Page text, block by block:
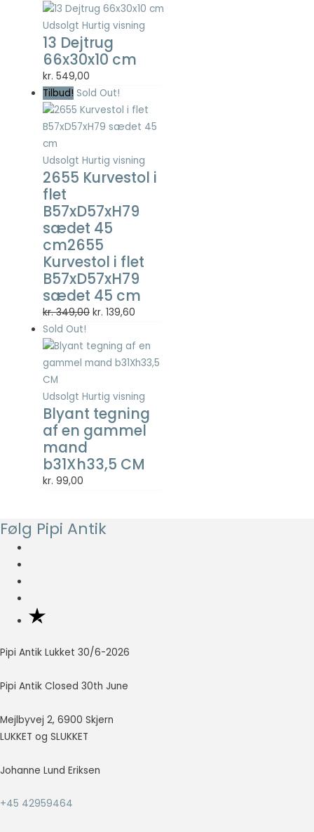
Udsolgt Hurtig visning
13 Dejtrug
66x30x10 cm
kr. 549,00
Tilbud! Sold Out!
Udsolgt Hurtig visning
2655 Kurvestol i
flet
B57xD57xH79
sædet 45
cm2655
Kurvestol i flet
B57xD57xH79
sædet 45 cm
kr.349,00 Den
pris
var:
kr. 139,60
pris
er:
Sold Out!
Udsolgt Hurtig visning
Blyant tegning
af en gammel
mand
b31Xh33,5 CM
kr. 99,00
Følg Pipi Antik
Pipi Antik Lukket 30/6-2026
Pipi Antik Closed 30th June
Mejlbyvej 2, 6900 Skjern
LUKKET og SLUKKET
Johanne Lund Eriksen
+45 42959464
aktivere
grundlæggende
funktioner
såsom side-
navigation og
adgang til sikre
områder af
hjemmesiden.
Hjemmesiden
kan ikke fungere
ordentligt uden
disse cookies.
Statistisk
Statistisk
hjælper
webstedsejere
med at forstå,
hvordan de
besøgende
interagerer
med
hjemmesider
ved at
indsamle og
rapportere
oplysninger
anonymt.
Oplevelse
For at vores
så godt som
muligt under
forsvinder en
del
fra
Marketing
Marketing
cookies
spore
på tværs af